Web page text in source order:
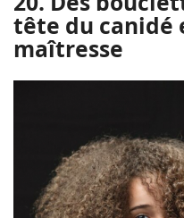
tête du canidé
maîtresse